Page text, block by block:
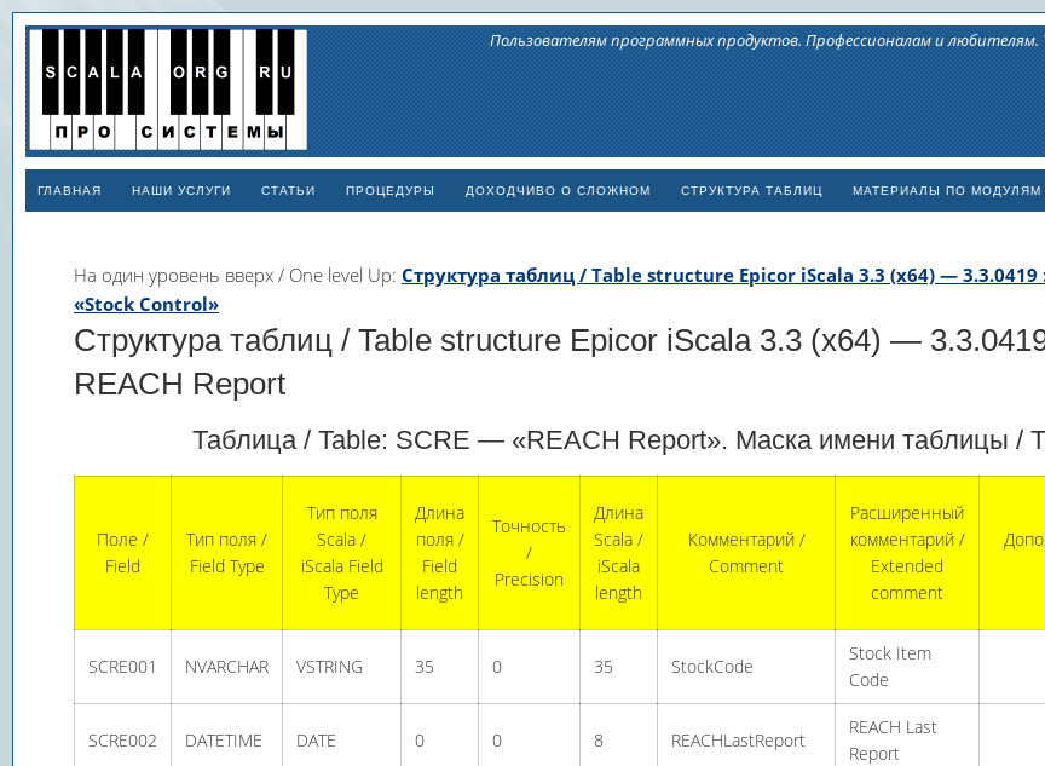
Пользователям программных продуктов. Профессионалам и
ГЛАВНАЯ НАШИ УСЛУГИ СТАТЬИ ПРОЦЕДУРЫ ДОХОДЧИВО О СЛОЖНОМ СТРУКТУРА ТАБЛИЦ МАТЕРИАЛЫ ПО МОДУЛЯМ
На один уровень вверх / One level Up: Структура таблиц / Table structure Epicor iScala 3.3 (x64) —
«Stock Control»
Структура таблиц / Table structure Epicor iScala 3.3 (x64) —
REACH Report
Таблица / Table: SCRE — «REACH Report». Маска имени таблицы /
Поле /
Field
Тип поля /
Field Type
Тип поля
Scala /
iScala Field
Type
Длина
поля /
Field
length
Точность
/
Precision
Длина
Scala /
iScala
length
Комментарий /
Comment
Расширенный
комментарий /
Extended
comment
SCRE001 NVARCHAR VSTRING 35 0 35 StockCode
Stock Item
Code
SCRE002 DATETIME DATE 0 0 8 REACHLastReport
REACH Last
Report